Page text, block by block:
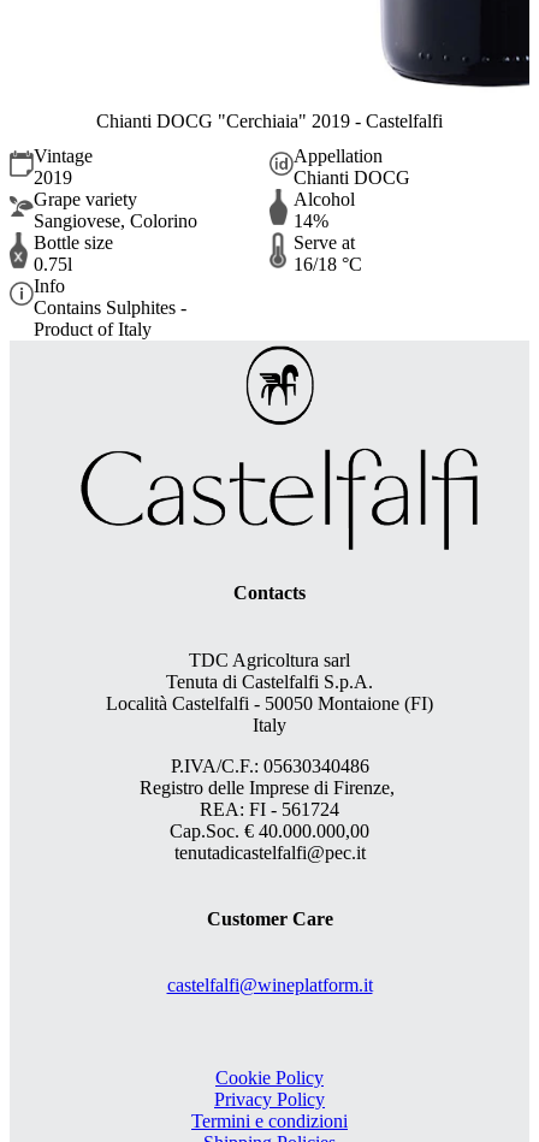
Chianti DOCG "Cerchiaia" 2019 - Castelfalfi
Vintage
2019
Appellation
Chianti DOCG
Grape variety
Sangiovese, Colorino
Alcohol
14%
Bottle size
0.75l
Serve at
16/18 °C
Info
Contains Sulphites -
Product of Italy
Contacts
TDC Agricoltura sarl
Tenuta di Castelfalfi S.p.A.
Località Castelfalfi - 50050 Montaione (FI)
Italy
P.IVA/C.F.: 05630340486
Registro delle Imprese di Firenze,
REA: FI - 561724
Cap.Soc. € 40.000.000,00
tenutadicastelfalfi@pec.it
Customer Care
castelfalfi@wineplatform.it
Cookie Policy
Privacy Policy
Termini e condizioni